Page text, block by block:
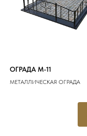
ОГРАДА M-11
МЕТАЛЛИЧЕСКАЯ ОГРАДА